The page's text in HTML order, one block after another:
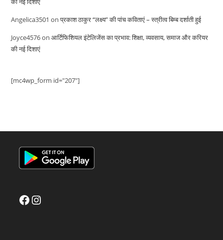
Angelica3501 onप्रकाश ठाकुर “लक्ष्य” की पांच कविताएं – स्त्रीत्व बिम्ब दर्शाती हुई
Joyce4576onआर्टिफिशियल इंटेलिजेंस का प्रभाव: शिक्षा, व्यवसाय, समाज और करियर
की नई दिशाएं
[mc4wp_form id="207"]
FacebookInstagram